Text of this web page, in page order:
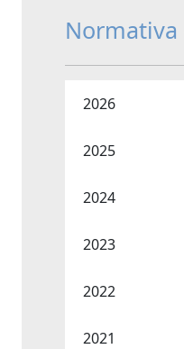
Normativa
2026
2025
2024
2023
2022
2021